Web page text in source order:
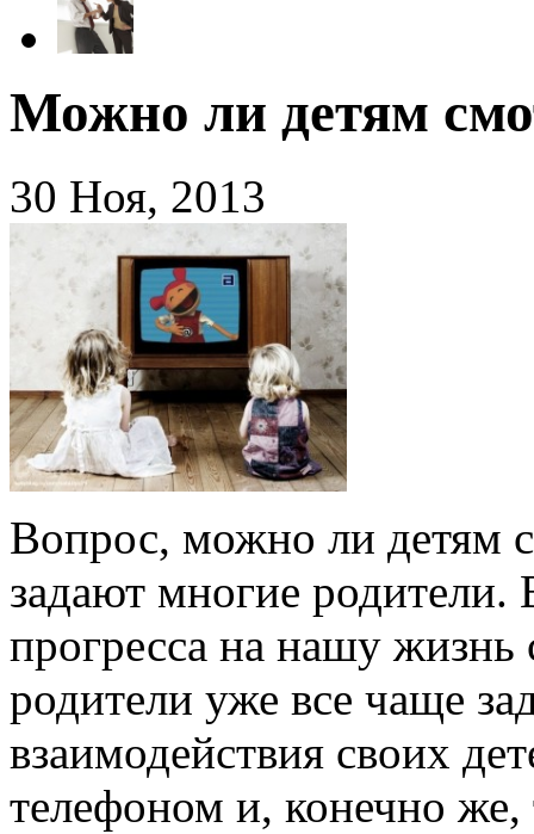
Можно ли детям
30 Ноя, 2013
Вопрос, можно ли детям
задают многие родители.
прогресса на нашу жизнь
родители уже все чаще
взаимодействия своих
телефоном и, конечно же,